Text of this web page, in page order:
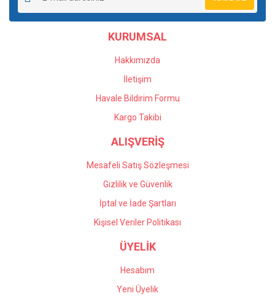
KURUMSAL
Hakkımızda
İletişim
Havale Bildirim Formu
Kargo Takibi
ALIŞVERİŞ
Mesafeli Satış Sözleşmesi
Gizlilik ve Güvenlik
İptal ve İade Şartları
Kişisel Veriler Politikası
ÜYELİK
Hesabım
Yeni Üyelik